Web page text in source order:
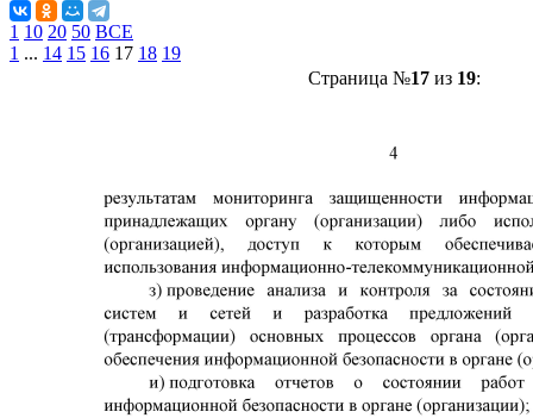
1 10 20 50 ВСЕ
1 ... 14 15 16 17 18 19
Страница №17из 19: